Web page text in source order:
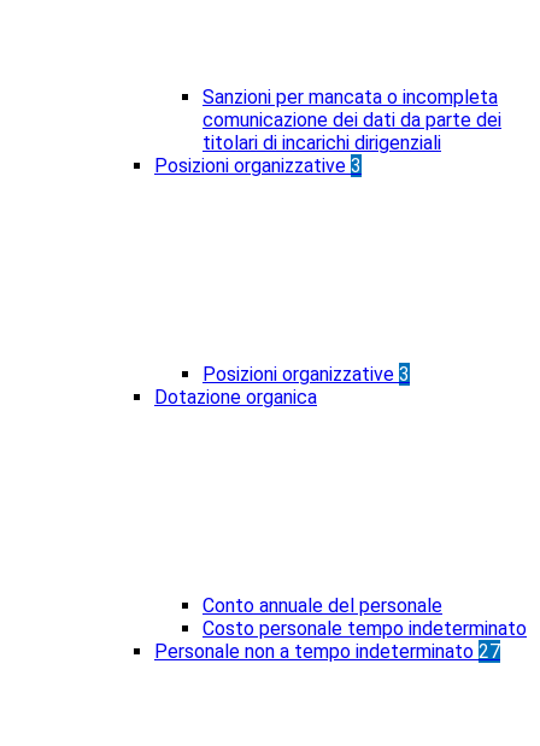
Sanzioni per mancata o incompleta
comunicazione dei dati da parte dei
titolari di incarichi dirigenziali
Posizioni organizzative 3
Posizioni organizzative 3
Dotazione organica
Conto annuale del personale
Costo personale tempo indeterminato
Personale non a tempo indeterminato 27